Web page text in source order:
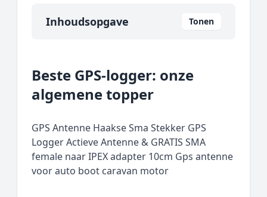
Inhoudsopgave Tonen
Onze algemene topper
Prijs topper
Rating topper
Onderzoeksmethode
Alternatieven
Beste GPS-logger: onze
algemene topper
GPS Antenne Haakse Sma Stekker GPS
Logger Actieve Antenne & GRATIS SMA
female naar IPEX adapter 10cm Gps antenne
voor auto boot caravan motor